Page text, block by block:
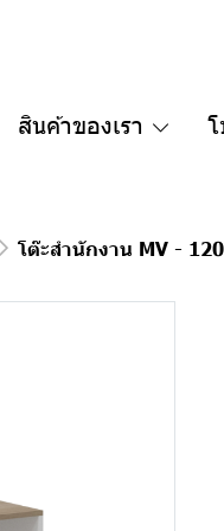
สินค้าของเรา
โต๊ะสำนักงาน MV -